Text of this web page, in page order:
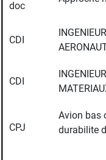
doc
CDI
CDI
CPJ
Avion bas
durabilite